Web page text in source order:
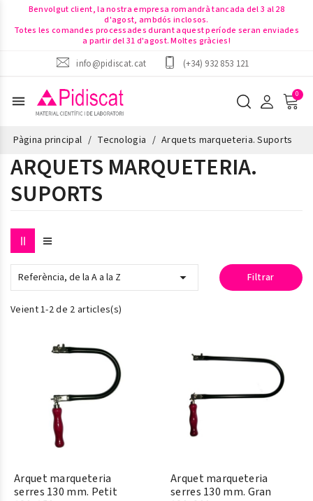
Benvolgut client, la nostra empresa romandrà tancada del 3 al 28
d'agost, ambdós inclosos.
Totes les comandes processades durant aquest període seran enviades
a partir del 31 d'agost. Moltes gràcies!
info@pidiscat.cat
(+34) 932 853 121
menu
Pàgina principal Tecnologia Arquets marqueteria. Suports
ARQUETS MARQUETERIA.
SUPORTS
Referència, de la A a la Z  Filtrar
Veient 1-2 de 2 articles(s)
Arquet marqueteria
serres 130 mm. Petit
Arquet marqueteria
serres 130 mm. Gran